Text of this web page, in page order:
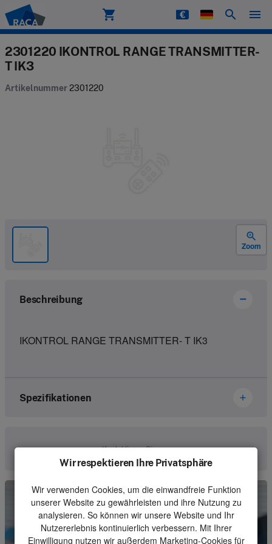
Raca shopping_cart search menu
2301220 IKONTROL RANGE TRANSMITTER-
T IK3
Artikelnummer 2301220
zoom_in
Zoom
Beschreibung
IKONTROL RANGE TRANSMITTER- T IK3
Spezifikationen
Artikelnummer
2301220
Set
Einheit
Stück
Mindestbestellmenge
1
Kontaktieren Sie uns
Wir respektieren Ihre Privatsphäre
Wir verwenden Cookies, um die einwandfreie Funktion
unserer Website zu gewährleisten und ihre Nutzung zu
analysieren. So können wir unsere Website und Ihr
Nutzererlebnis kontinuierlich verbessern. Mit Ihrer
Einwilligung nutzen wir außerdem Marketing-Cookies für